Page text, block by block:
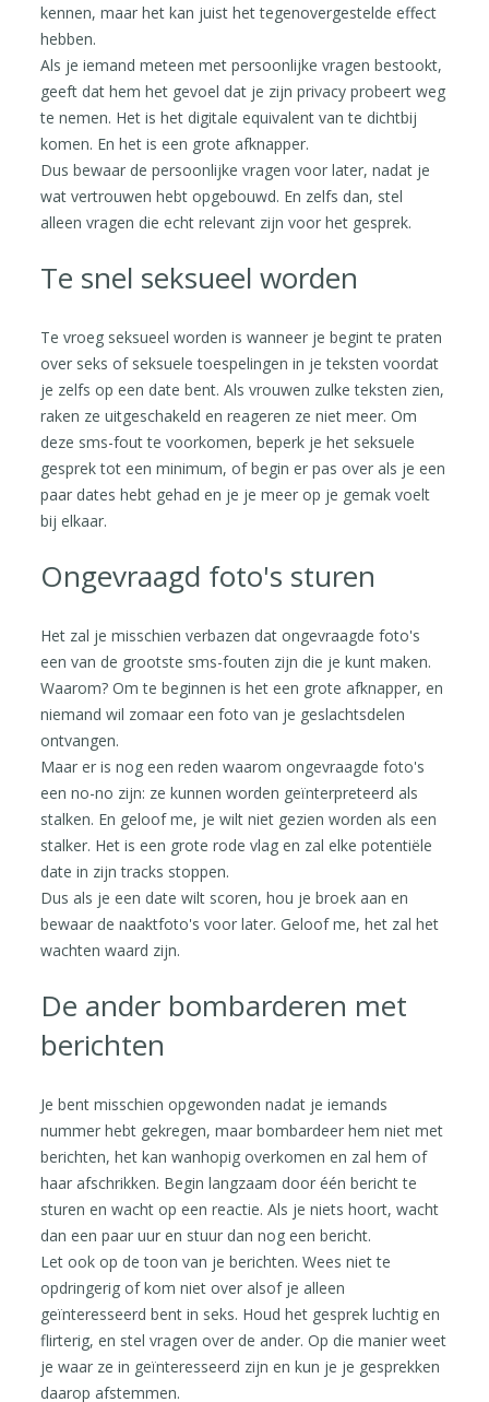
kennen, maar het kan juist het tegenovergestelde effect
hebben.
Als je iemand meteen met persoonlijke vragen bestookt,
geeft dat hem het gevoel dat je zijn privacy probeert weg
te nemen. Het is het digitale equivalent van te dichtbij
komen. En het is een grote afknapper.
Dus bewaar de persoonlijke vragen voor later, nadat je
wat vertrouwen hebt opgebouwd. En zelfs dan, stel
alleen vragen die echt relevant zijn voor het gesprek.
Te snel seksueel worden
Te vroeg seksueel worden is wanneer je begint te praten
over seks of seksuele toespelingen in je teksten voordat
je zelfs op een date bent. Als vrouwen zulke teksten zien,
raken ze uitgeschakeld en reageren ze niet meer. Om
deze sms-fout te voorkomen, beperk je het seksuele
gesprek tot een minimum, of begin er pas over als je een
paar dates hebt gehad en je je meer op je gemak voelt
bij elkaar.
Ongevraagd foto's sturen
Het zal je misschien verbazen dat ongevraagde foto's
een van de grootste sms-fouten zijn die je kunt maken.
Waarom? Om te beginnen is het een grote afknapper, en
niemand wil zomaar een foto van je geslachtsdelen
ontvangen.
Maar er is nog een reden waarom ongevraagde foto's
een no-no zijn: ze kunnen worden geïnterpreteerd als
stalken. En geloof me, je wilt niet gezien worden als een
stalker. Het is een grote rode vlag en zal elke potentiële
date in zijn tracks stoppen.
Dus als je een date wilt scoren, hou je broek aan en
bewaar de naaktfoto's voor later. Geloof me, het zal het
wachten waard zijn.
De ander bombarderen met
berichten
Je bent misschien opgewonden nadat je iemands
nummer hebt gekregen, maar bombardeer hem niet met
berichten, het kan wanhopig overkomen en zal hem of
haar afschrikken. Begin langzaam door één bericht te
sturen en wacht op een reactie. Als je niets hoort, wacht
dan een paar uur en stuur dan nog een bericht.
Let ook op de toon van je berichten. Wees niet te
opdringerig of kom niet over alsof je alleen
geïnteresseerd bent in seks. Houd het gesprek luchtig en
flirterig, en stel vragen over de ander. Op die manier weet
je waar ze in geïnteresseerd zijn en kun je je gesprekken
daarop afstemmen.